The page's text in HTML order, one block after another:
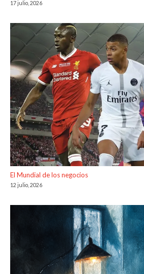
17 julio, 2026
El Mundial de los negocios
12 julio, 2026